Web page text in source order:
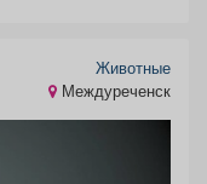
Животные
Междуреченск